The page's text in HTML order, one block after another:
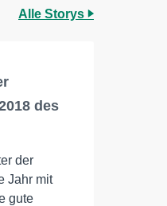
Alle Storys
des
der
Jahr mit
gute